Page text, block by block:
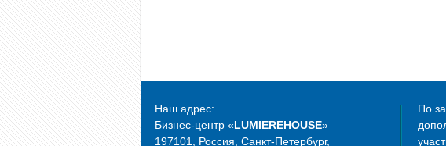
Наш адрес:
Бизнес-центр «LUMIEREHOUSE»
197101, Россия, Санкт-Петербург,
По